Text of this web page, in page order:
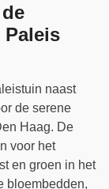
naast
de serene
Haag. De
voor het
en groen in het
bloembedden,